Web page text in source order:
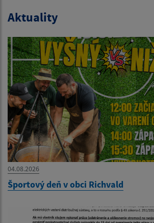
Aktuality
04.08.2026
Športový deň v obci Richvald